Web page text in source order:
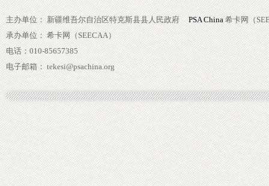
主办单位： 新疆维吾尔自治区特克斯县县人民政府 PSA China 希卡网（
承办单位： 希卡网（SEECAA）
电话：010-85657385
电子邮箱： tekesi@psachina.org